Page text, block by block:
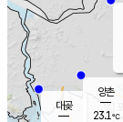
대곶
양촌
23.1℃